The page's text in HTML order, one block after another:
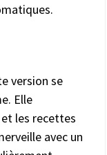
version se
Elle
les recettes
avec un